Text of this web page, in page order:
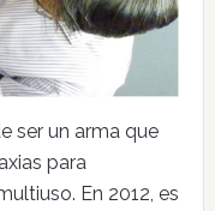
ser un arma que
para
En 2012, es